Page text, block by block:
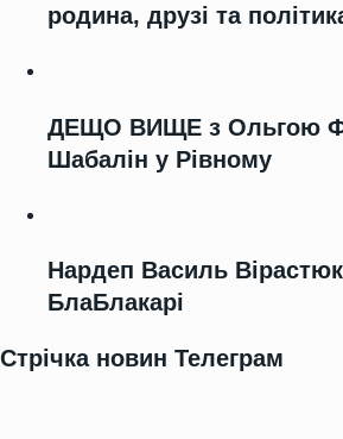
родина, друзі та
ДЕЩО ВИЩЕ з Ольгою
Шабалін у Рівному
Нардеп Василь
БлаБлакарі
Стрічка новин Телеграм